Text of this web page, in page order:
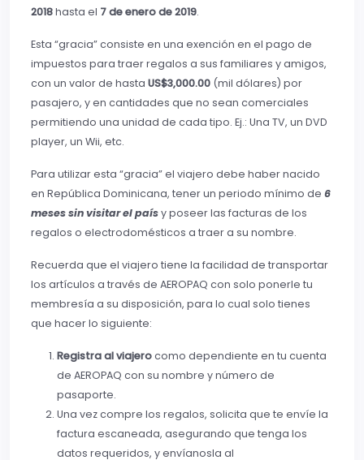
2018hasta el 7 de enero de 2019.
Esta “gracia” consiste en una exención en el pago de
impuestos para traer regalos a sus familiares y amigos,
con un valor de hasta US$3,000.00 (mil dólares) por
pasajero, y en cantidades que no sean comerciales
permitiendo una unidad de cada tipo. Ej.: Una TV, un DVD
player, un Wii, etc.
Para utilizar esta “gracia” el viajero debe haber nacido
en República Dominicana, tener un periodo mínimo de 6
meses sin visitar el paísy poseer las facturas de los
regalos o electrodomésticos a traer a su nombre.
Recuerda que el viajero tiene la facilidad de transportar
los artículos a través de AEROPAQ con solo ponerle tu
membresía a su disposición, para lo cual solo tienes
que hacer lo siguiente:
Registra al viajerocomo dependiente en tu cuenta
de AEROPAQ con su nombre y número de
pasaporte.
Una vez compre los regalos, solicita que te envíe la
factura escaneada, asegurando que tenga los
datos requeridos, y envíanosla al